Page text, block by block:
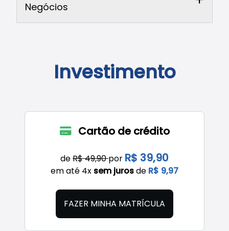
Negócios
Investimento
Cartão de crédito
deR$ 49,90por R$ 39,90
em até 4x sem jurosde R$ 9,97
FAZER MINHA MATRÍCULA